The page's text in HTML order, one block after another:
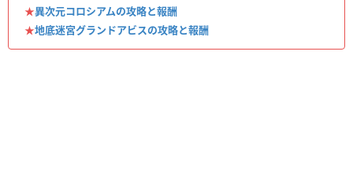
★異次元コロシアムの攻略と報酬
★地底迷宮グランドアビスの攻略と報酬